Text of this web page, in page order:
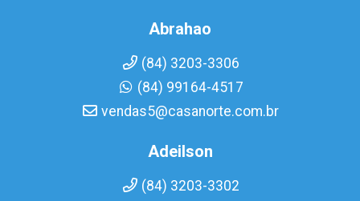
Abrahao
(84) 3203-3306
(84) 99164-4517
vendas5@casanorte.com.br
Adeilson
(84) 3203-3302